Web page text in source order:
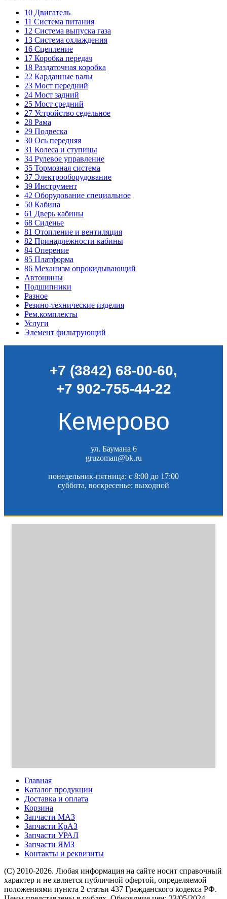
10 Двигатель
11 Система питания
12 Система выпуска газа
13 Система охлаждения
16 Сцепление
17 Коробка передач
18 Раздаточная коробка
22 Карданные валы
23 Мост передний
24 Мост задний
25 Мост средний
27 Устройство седельное
28 Рама
29 Подвеска
30 Ось передняя
31 Колеса и ступицы
34 Рулевое управление
35 Тормозная система
37 Электрооборудование
39 Инструмент
42 Оборудование специальное
50 Кабина
61 Дверь кабины
68 Сиденье
81 Отопление и вентиляция
82 Принадлежности кабины
84 Оперение
85 Платформа
86 Механизм опрокидывающий
Автошины
Подшипники
Разное
Резино-технические изделия
Рем.комплекты
Услуги
Элемент фильтрующий
+7 (3842) 68-00-60,
+7 902-755-44-22
Кемерово
ул. Баумана 6
gruzoman@bk.ru
понедельник-пятница: c 8:00 до 17:00
суббота, воскресенье: выходной
Главная
Каталог продукции
Доставка и оплата
Корзина
Запчасти МАЗ
Запчасти КрАЗ
Запчасти УРАЛ
Запчасти ЯМЗ
Контакты и реквизиты
(C) 2010-2026. Любая информация на сайте носит справочный
характер и не является публичной офертой, определяемой
положениями пункта 2 статьи 437 Гражданского кодекса РФ.